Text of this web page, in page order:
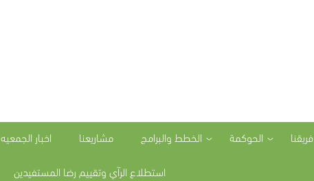
فريقنا الحوكمة الخطط والبرامج مشاريعنا اخبار الجمعيه
استطلاع الرآي وتقييم رضا المستفيدين